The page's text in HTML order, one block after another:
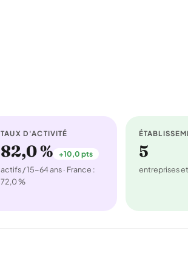
TAUX D'ACTIVITÉ
82,0 % +10,0 pts
actifs / 15-64 ans · France :
72,0 %
5
entreprises